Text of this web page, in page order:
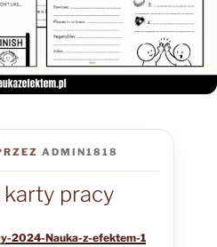
ADMIN1818
pracy
2024-Nauka-z-efektem-1